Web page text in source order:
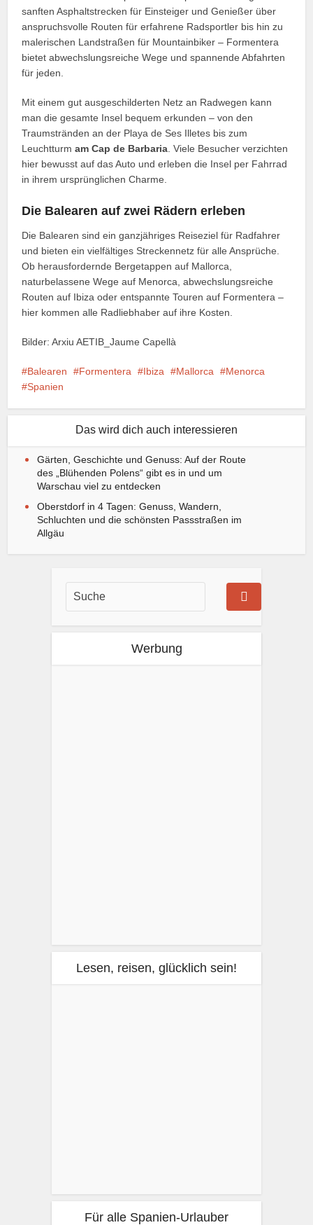
sanften Asphaltstrecken für Einsteiger und Genießer über
anspruchsvolle Routen für erfahrene Radsportler bis hin zu
malerischen Landstraßen für Mountainbiker – Formentera
bietet abwechslungsreiche Wege und spannende Abfahrten
für jeden.
Mit einem gut ausgeschilderten Netz an Radwegen kann
man die gesamte Insel bequem erkunden – von den
Traumstränden an der Playa de Ses Illetes bis zum
Leuchtturmam Cap de Barbaria . Viele Besucher verzichten
hier bewusst auf das Auto und erleben die Insel per Fahrrad
in ihrem ursprünglichen Charme.
Die Balearen auf zwei Rädern erleben
Die Balearen sind ein ganzjähriges Reiseziel für Radfahrer
und bieten ein vielfältiges Streckennetz für alle Ansprüche.
Ob herausfordernde Bergetappen auf Mallorca,
naturbelassene Wege auf Menorca, abwechslungsreiche
Routen auf Ibiza oder entspannte Touren auf Formentera –
hier kommen alle Radliebhaber auf ihre Kosten.
Bilder: Arxiu AETIB_Jaume Capellà
Balearen Formentera Ibiza Mallorca
Menorca
Spanien
Das wird dich auch interessieren
Gärten, Geschichte und Genuss: Auf der Route
des „Blühenden Polens“ gibt es in und um
Warschau viel zu entdecken
Oberstdorf in 4 Tagen: Genuss, Wandern,
Schluchten und die schönsten Passstraßen im
Allgäu
Werbung
Lesen, reisen, glücklich sein!
Für alle Spanien-Urlauber